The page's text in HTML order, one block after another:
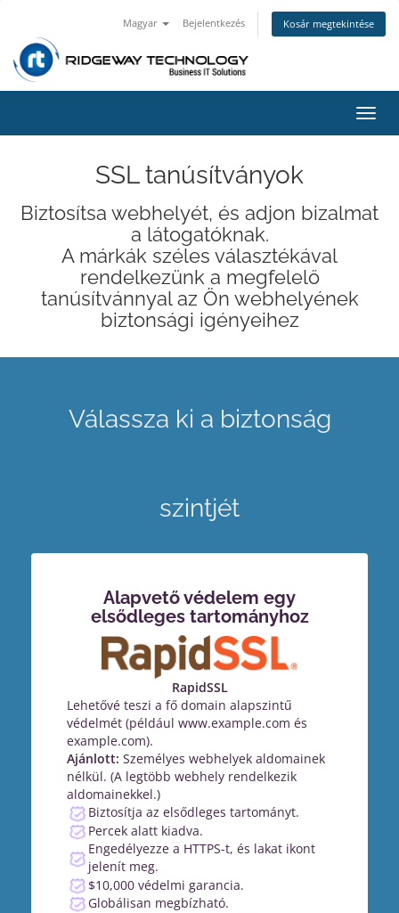
Magyar Bejelentkezés Kosár megtekintése
a
SSL tanúsítványok
Biztosítsa webhelyét, és adjon bizalmat
a látogatóknak.
A márkák széles választékával
rendelkezünk a megfelelő
tanúsítvánnyal az Ön webhelyének
biztonsági igényeihez
Válassza ki a biztonság
szintjét
Alapvető védelem egy
elsődleges tartományhoz
RapidSSL
Lehetővé teszi a fő domain alapszintű
védelmét (például www.example.com és
example.com).
Ajánlott: Személyes webhelyek aldomainek
nélkül. (A legtöbb webhely rendelkezik
aldomainekkel.)
Biztosítja az elsődleges tartományt.
Percek alatt kiadva.
Engedélyezze a HTTPS-t, és lakat ikont
jelenít meg.
$10,000 védelmi garancia.
Globálisan megbízható.